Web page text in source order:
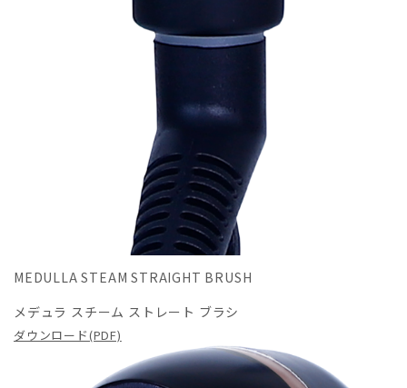
MEDULLA STEAM STRAIGHT BRUSH
メデュラ スチーム ストレート ブラシ
ダウンロード(PDF)